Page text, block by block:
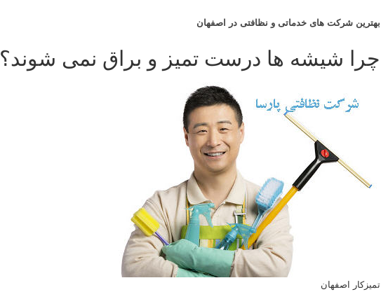
بهترین شرکت های خدماتی و نظافتی در اصفهان
چرا شیشه ها درست تمیز و براق نمی شوند؟
تمیزکار اصفهان